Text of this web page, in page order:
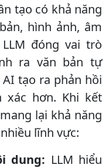
tạo có khả năng
hình ảnh, âm
đóng vai trò
ra văn bản tự
tạo ra phản hồi
xác hơn. Khi kết
lại khả năng
lĩnh vực:
dung: LLM hiểu